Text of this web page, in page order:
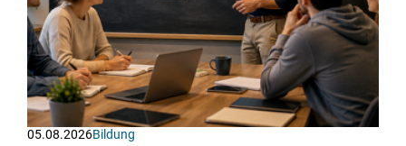
05.08.2026Bildung